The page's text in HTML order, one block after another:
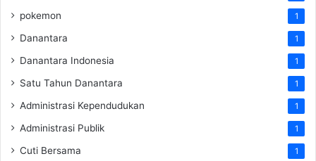
pokemon 1
Danantara 1
Danantara Indonesia 1
Satu Tahun Danantara 1
Administrasi Kependudukan 1
Administrasi Publik 1
Cuti Bersama 1